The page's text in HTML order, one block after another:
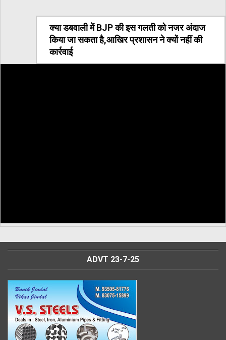
क्या डबवाली में BJP की इस गलती को नजर अंदाज
किया जा सकता है,आखिर प्रशासन ने क्यों नहीं की
कार्रवाई
ADVT 23-7-25